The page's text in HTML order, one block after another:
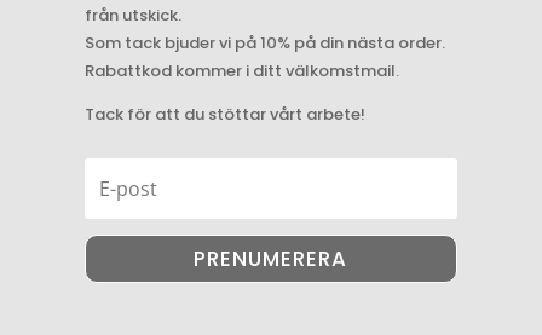
från utskick.
Som tack bjuder vi på 10% på din nästa order.
Rabattkod kommer i ditt välkomstmail.
Tack för att du stöttar vårt arbete!
PRENUMERERA